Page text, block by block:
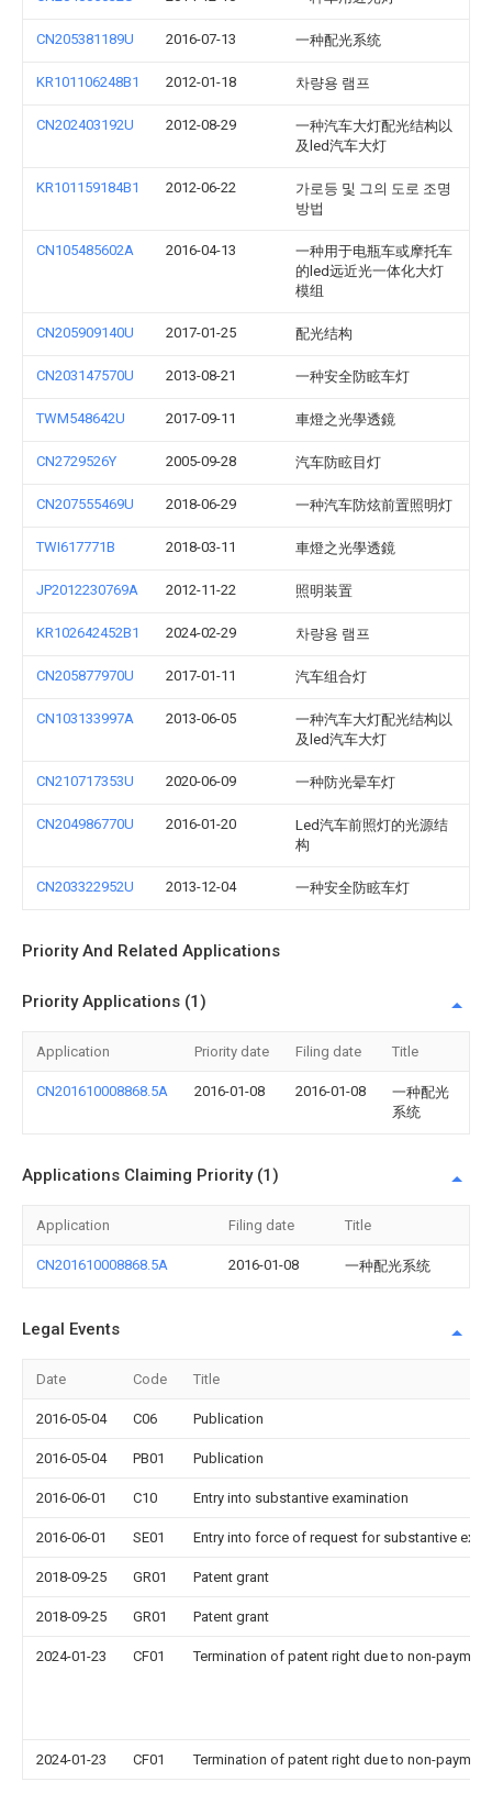
CN205381189U 2016-07-13 一种配光系统
KR101106248B1 2012-01-18 차량용 램프
CN202403192U 2012-08-29
一种汽车大灯配光结构以
及led汽车大灯
KR101159184B1 2012-06-22
가로등 및 그의 도로 조명
방법
CN105485602A 2016-04-13
一种用于电瓶车或摩托车
的led远近光一体化大灯
模组
CN205909140U 2017-01-25 配光结构
CN203147570U 2013-08-21 一种安全防眩车灯
TWM548642U 2017-09-11 車燈之光學透鏡
CN2729526Y 2005-09-28 汽车防眩目灯
CN207555469U 2018-06-29 一种汽车防炫前置照明灯
TWI617771B 2018-03-11 車燈之光學透鏡
JP2012230769A 2012-11-22 照明装置
KR102642452B1 2024-02-29 차량용 램프
CN205877970U 2017-01-11 汽车组合灯
CN103133997A 2013-06-05
一种汽车大灯配光结构以
及led汽车大灯
CN210717353U 2020-06-09 一种防光晕车灯
CN204986770U 2016-01-20
Led汽车前照灯的光源结
构
CN203322952U 2013-12-04 一种安全防眩车灯
Priority And Related Applications
Priority Applications (1)
Application Priority date Filing date Title
CN201610008868.5A 2016-01-08 2016-01-08
一种配光
系统
Applications Claiming Priority (1)
Application Filing date Title
CN201610008868.5A 2016-01-08 一种配光系统
Legal Events
Date Code Title
2016-05-04 C06 Publication
2016-05-04 PB01 Publication
2016-06-01 C10 Entry into substantive examination
2016-06-01 SE01 Entry into force of request for substantive
2018-09-25 GR01 Patent grant
2018-09-25 GR01 Patent grant
2024-01-23 CF01 Termination of patent right due to non-
2024-01-23 CF01 Termination of patent right due to non-